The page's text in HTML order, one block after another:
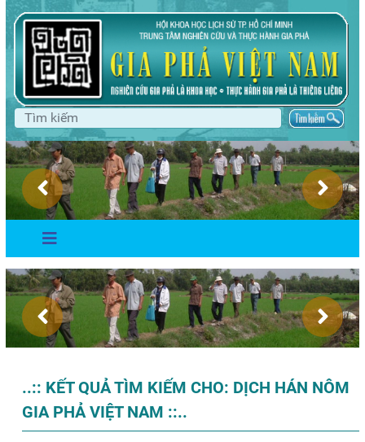
..:: KẾT QUẢ TÌM KIẾM CHO: DỊCH HÁN NÔM
GIA PHẢ VIỆT NAM ::..